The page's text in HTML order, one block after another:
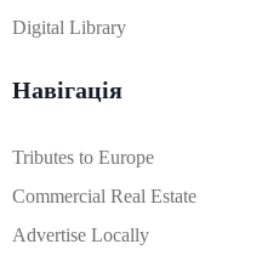
Digital Library
Навігація
Tributes to Europe
Commercial Real Estate
Advertise Locally